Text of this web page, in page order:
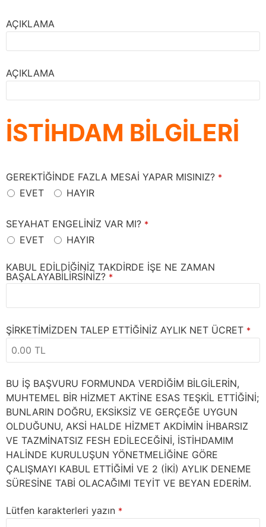
AÇIKLAMA
AÇIKLAMA
İSTİHDAM BİLGİLERİ
GEREKTİĞİNDE FAZLA MESAİ YAPAR MISINIZ? *
EVET HAYIR
SEYAHAT ENGELİNİZ VAR MI? *
EVET HAYIR
KABUL EDİLDİĞİNİZ TAKDİRDE İŞE NE ZAMAN
BAŞALAYABİLİRSİNİZ? *
ŞİRKETİMİZDEN TALEP ETTİĞİNİZ AYLIK NET ÜCRET *
BU İŞ BAŞVURU FORMUNDA VERDİĞİM BİLGİLERİN,
MUHTEMEL BİR HİZMET AKTİNE ESAS TEŞKİL ETTİĞİNİ;
BUNLARIN DOĞRU, EKSİKSİZ VE GERÇEĞE UYGUN
OLDUĞUNU, AKSİ HALDE HİZMET AKDİMİN İHBARSIZ
VE TAZMİNATSIZ FESH EDİLECEĞİNİ, İSTİHDAMIM
HALİNDE KURULUŞUN YÖNETMELİĞİNE GÖRE
ÇALIŞMAYI KABUL ETTİĞİMİ VE 2 (İKİ) AYLIK DENEME
SÜRESİNE TABİ OLACAĞIMI TEYİT VE BEYAN EDERİM.
Lütfen karakterleri yazın *